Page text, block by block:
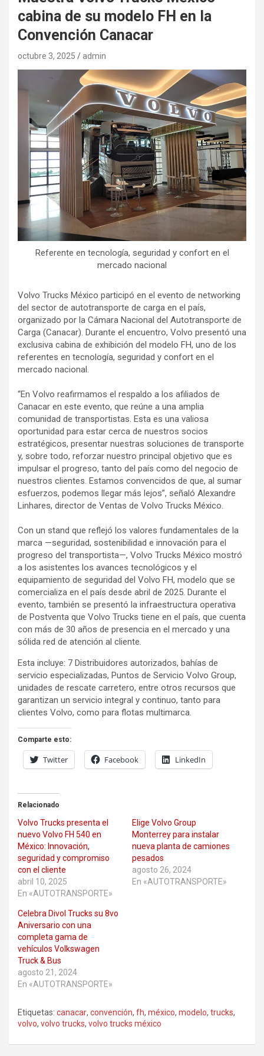
cabina de su modelo FH en la
Convención Canacar
octubre 3, 2025 admin
Referente en tecnología, seguridad y confort en el
mercado nacional
Volvo Trucks México participó en el evento de networking
del sector de autotransporte de carga en el país,
organizado por la Cámara Nacional del Autotransporte de
Carga (Canacar). Durante el encuentro, Volvo presentó una
exclusiva cabina de exhibición del modelo FH, uno de los
referentes en tecnología, seguridad y confort en el
mercado nacional.
“En Volvo reafirmamos el respaldo a los afiliados de
Canacar en este evento, que reúne a una amplia
comunidad de transportistas. Esta es una valiosa
oportunidad para estar cerca de nuestros socios
estratégicos, presentar nuestras soluciones de transporte
y, sobre todo, reforzar nuestro principal objetivo que es
impulsar el progreso, tanto del país como del negocio de
nuestros clientes. Estamos convencidos de que, al sumar
esfuerzos, podemos llegar más lejos”, señaló Alexandre
Linhares, director de Ventas de Volvo Trucks México.
Con un stand que reflejó los valores fundamentales de la
marca —seguridad, sostenibilidad e innovación para el
progreso del transportista—, Volvo Trucks México mostró
a los asistentes los avances tecnológicos y el
equipamiento de seguridad del Volvo FH, modelo que se
comercializa en el país desde abril de 2025. Durante el
evento, también se presentó la infraestructura operativa
de Postventa que Volvo Trucks tiene en el país, que cuenta
con más de 30 años de presencia en el mercado y una
sólida red de atención al cliente.
Esta incluye: 7 Distribuidores autorizados, bahías de
servicio especializadas, Puntos de Servicio Volvo Group,
unidades de rescate carretero, entre otros recursos que
garantizan un servicio integral y continuo, tanto para
clientes Volvo, como para flotas multimarca.
Comparte esto:
Twitter Facebook LinkedIn
Relacionado
Volvo Trucks presenta el
nuevo Volvo FH 540 en
México: Innovación,
seguridad y compromiso
con el cliente
abril 10, 2025
En «AUTOTRANSPORTE»
Elige Volvo Group
Monterrey para instalar
nueva planta de camiones
pesados
agosto 26, 2024
En «AUTOTRANSPORTE»
Celebra Divol Trucks su 8vo
Aniversario con una
completa gama de
vehículos Volkswagen
Truck & Bus
agosto 21, 2024
En «AUTOTRANSPORTE»
Etiquetas: canacar, convención, fh, méxico, modelo, trucks,
volvo, volvo trucks, volvo trucks méxico